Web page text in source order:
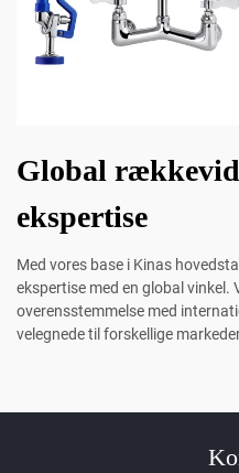
Global
ekspertise
Med vores base i Kinas
ekspertise med en global vinkel.
overensstemmelse med
velegnede til forskellige